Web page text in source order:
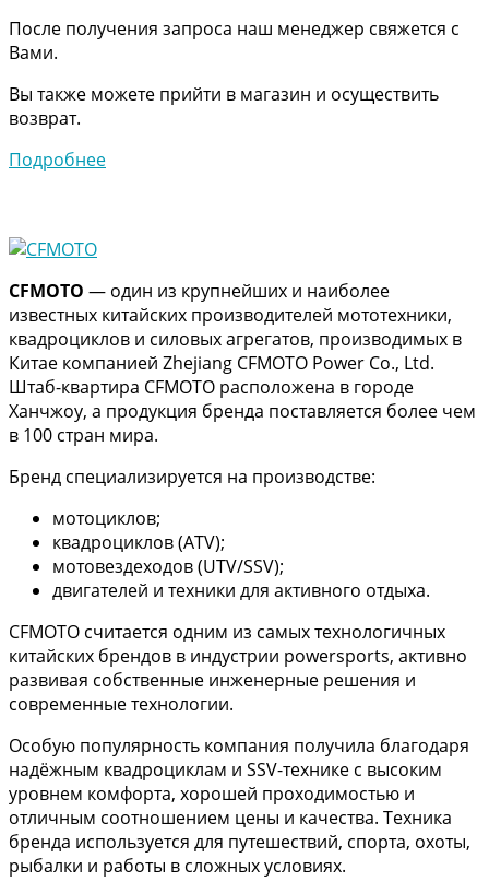
После получения запроса наш менеджер свяжется с
Вами.
Вы также можете прийти в магазин и осуществить
возврат.
Подробнее
CFMOTO — один из крупнейших и наиболее
известных китайских производителей мототехники,
квадроциклов и силовых агрегатов, производимых в
Китае компанией Zhejiang CFMOTO Power Co., Ltd.
Штаб-квартира CFMOTO расположена в городе
Ханчжоу, а продукция бренда поставляется более чем
в 100 стран мира.
Бренд специализируется на производстве:
мотоциклов;
квадроциклов (ATV);
мотовездеходов (UTV/SSV);
двигателей и техники для активного отдыха.
CFMOTO считается одним из самых технологичных
китайских брендов в индустрии powersports, активно
развивая собственные инженерные решения и
современные технологии.
Особую популярность компания получила благодаря
надёжным квадроциклам и SSV-технике с высоким
уровнем комфорта, хорошей проходимостью и
отличным соотношением цены и качества. Техника
бренда используется для путешествий, спорта, охоты,
рыбалки и работы в сложных условиях.